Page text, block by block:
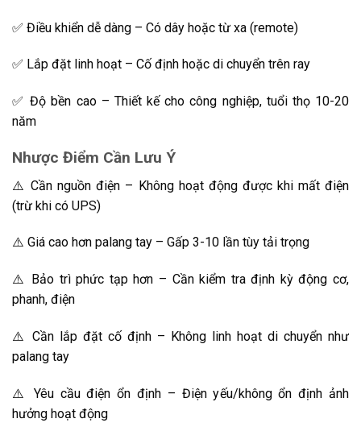
✅ Điều khiển dễ dàng – Có dây hoặc từ xa (remote)
✅ Lắp đặt linh hoạt – Cố định hoặc di chuyển trên ray
✅ Độ bền cao – Thiết kế cho công nghiệp, tuổi thọ 10-20
năm
Nhược Điểm Cần Lưu Ý
⚠️ Cần nguồn điện – Không hoạt động được khi mất điện
(trừ khi có UPS)
⚠️ Giá cao hơn palang tay – Gấp 3-10 lần tùy tải trọng
⚠️ Bảo trì phức tạp hơn – Cần kiểm tra định kỳ động cơ,
phanh, điện
⚠️ Cần lắp đặt cố định – Không linh hoạt di chuyển như
palang tay
⚠️ Yêu cầu điện ổn định – Điện yếu/không ổn định ảnh
hưởng hoạt động